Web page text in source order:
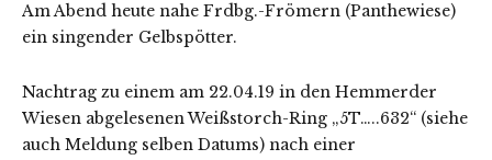
Am Abend heute nahe Frdbg.-Frömern (Panthewiese)
ein singender Gelbspötter.
Nachtrag zu einem am 22.04.19 in den Hemmerder
Wiesen abgelesenen Weißstorch-Ring „5T…..632“ (siehe
auch Meldung selben Datums) nach einer